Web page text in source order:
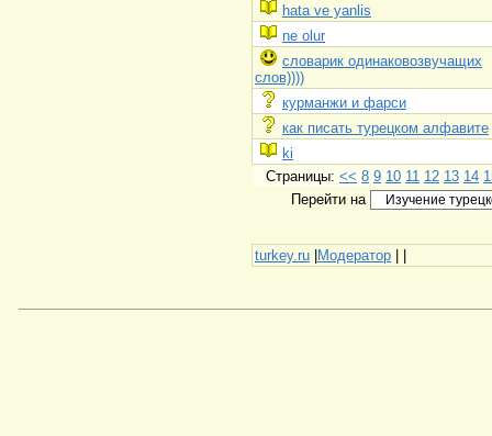
hata ve yanlis
ne olur
словарик одинаковозвучащих
слов))))
курманжи и фарси
как писать турецком алфавите
ki
Страницы: << 8 9 10 11 12 13 14
Перейти на
turkey.ru |Модератор | |